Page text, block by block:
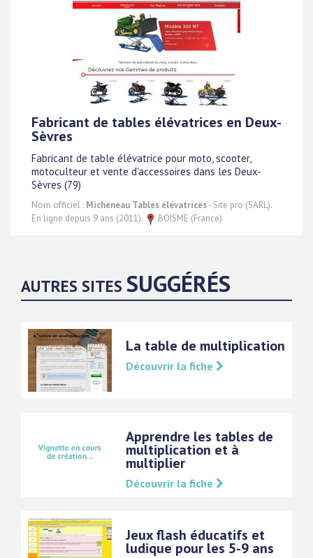
Fabricant de tables élévatrices en Deux-
Sèvres
Fabricant de table élévatrice pour moto, scooter,
motoculteur et vente d'accessoires dans les Deux-
Sèvres (79)
Nom officiel : Micheneau Tables élévatrices- Site pro (SARL).
En ligne depuis 9 ans (2011).
BOISME (France)
AUTRES SITES SUGGÉRÉS
La table de multiplication
Découvrir la fiche
Apprendre les tables de
multiplication et à
multiplier
Découvrir la fiche
Jeux flash éducatifs et
ludique pour les 5-9 ans